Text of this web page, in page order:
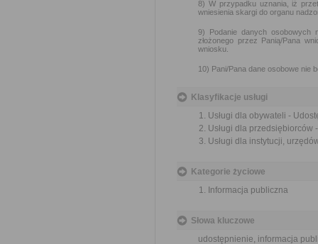
8) W przypadku uznania, iż
wniesienia skargi do organu
9) Podanie danych osobowych
złożonego przez Panią/Pana
wniosku.
10) Pani/Pana dane osobowe nie
Klasyfikacje usługi
Usługi dla obywateli -
Usługi dla
Usługi dla instytucji,
Kategorie życiowe
Informacja publiczna
Słowa kluczowe
udostępnienie, informacja